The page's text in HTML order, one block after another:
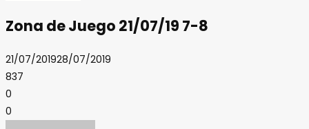
Zona de Juego 21/07/19 7-8
21/07/201928/07/2019
837
0
0